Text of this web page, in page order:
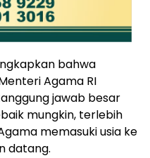
bahwa
Agama RI
jawab besar
mungkin, terlebih
memasuki usia ke
datang.